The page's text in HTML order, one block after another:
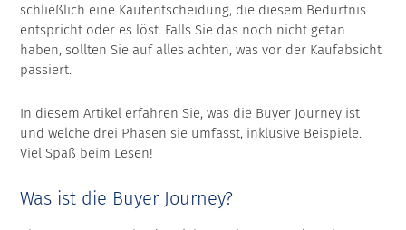
schließlich eine Kaufentscheidung, die diesem Bedürfnis
entspricht oder es löst. Falls Sie das noch nicht getan
haben, sollten Sie auf alles achten, was vor der Kaufabsicht
passiert.
In diesem Artikel erfahren Sie, was die Buyer Journey ist
und welche drei Phasen sie umfasst, inklusive Beispiele.
Viel Spaß beim Lesen!
Was ist die Buyer Journey?